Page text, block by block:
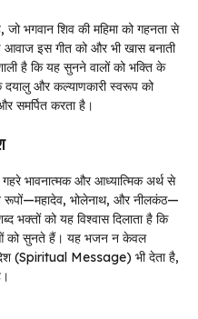
जो भगवान शिव की महिमा को गहनता से
आवाज इस गीत को और भी खास बनाती
है कि यह सुनने वालों को भक्ति के
और कल्याणकारी स्वरूप को
समर्पित करता है।
भावनात्मक और आध्यात्मिक अर्थ से
रूपों—महादेव, भोलेनाथ, और नीलकंठ—
भक्तों को यह विश्वास दिलाता है कि
को सुनते हैं। यह भजन न केवल
(Spiritual Message) भी देता है,